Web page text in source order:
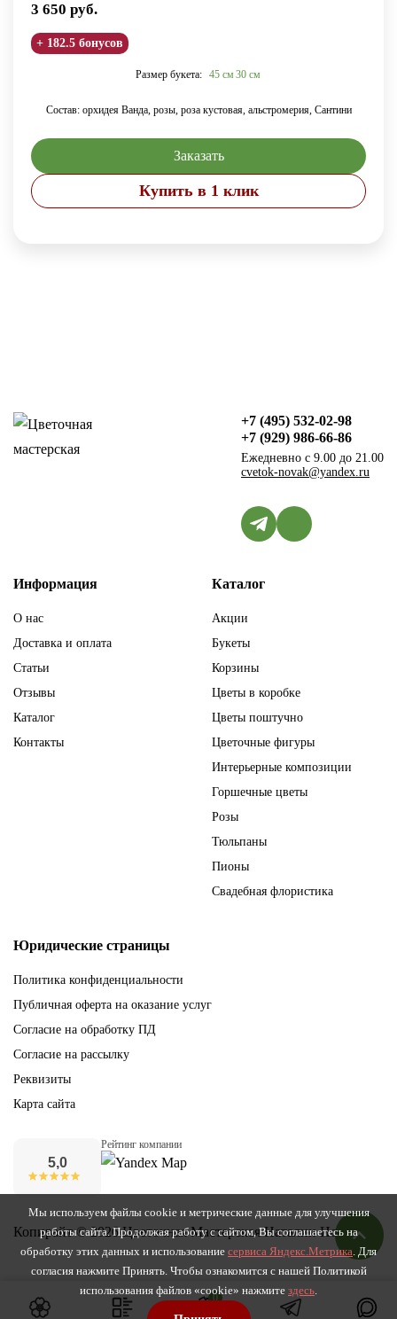
3 650 руб.
+ 182.5 бонусов
Размер букета: 45 см 30 см
Состав: орхидея Ванда, розы, роза кустовая, альстромерия, Сантини
Заказать
Купить в 1 клик
+7 (495) 532-02-98
+7 (929) 986-66-86
Ежедневно с 9.00 до 21.00
cvetok-novak@yandex.ru
Информация
О нас
Доставка и оплата
Статьи
Отзывы
Каталог
Контакты
Каталог
Акции
Букеты
Корзины
Цветы в коробке
Цветы поштучно
Цветочные фигуры
Интерьерные композиции
Горшечные цветы
Розы
Тюльпаны
Пионы
Свадебная флористика
Юридические страницы
Политика конфиденциальности
Публичная оферта на оказание услуг
Согласие на обработку ПД
Согласие на рассылку
Реквизиты
Карта сайта
5,0
Рейтинг компании
Копирайт © 2026 Цветочная Мастерская Наталии Новак
Мы используем файлы cookie и метрические данные для улучшения
работы сайта. Продолжая работу с сайтом, Вы соглашаетесь на
обработку этих данных и использование сервиса Яндекс.Метрика. Для
согласия нажмите Принять. Чтобы ознакомится с нашей Политикой
использования файлов «cookie» нажмите здесь.
0